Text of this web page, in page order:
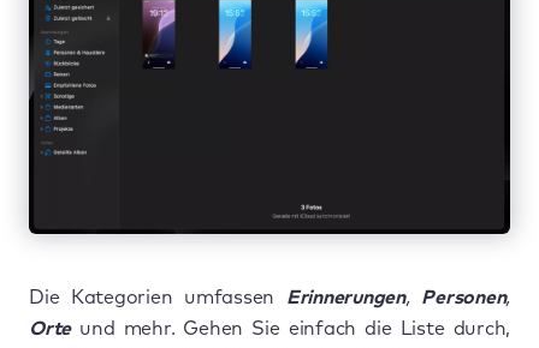
Die Kategorien umfassen Erinnerungen, Personen,
Orteund mehr. Gehen Sie einfach die Liste durch,